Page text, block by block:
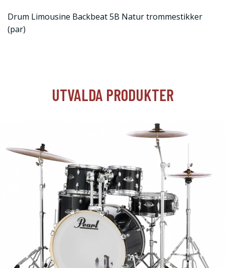
Drum Limousine Backbeat 5B Natur trommestikker
(par)
UTVALDA PRODUKTER